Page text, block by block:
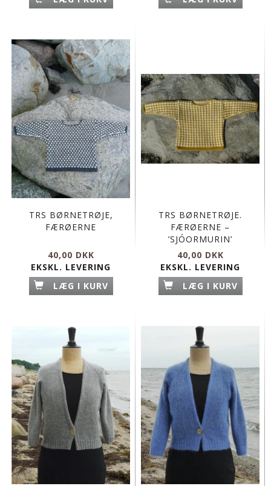
TRS BØRNETRØJE,
FÆRØERNE
40,00 DKK
EKSKL. LEVERING
LÆG I KURV
TRS BØRNETRØJE.
FÆRØERNE –
’SJÓORMURIN’
40,00 DKK
EKSKL. LEVERING
LÆG I KURV